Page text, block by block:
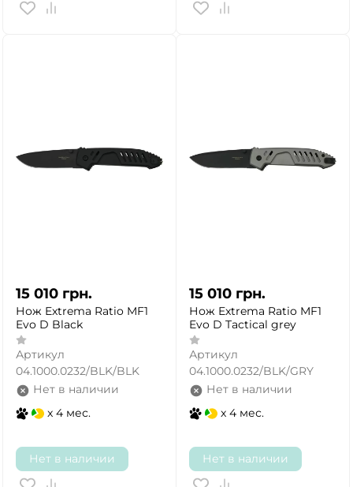
15 010 грн.
Нож Extrema Ratio MF1
Evo D Black
Артикул
04.1000.0232/BLK/BLK
Нет в наличии
x 4 мес.
Нет в наличии
15 010 грн.
Нож Extrema Ratio MF1
Evo D Tactical grey
Артикул
04.1000.0232/BLK/GRY
Нет в наличии
x 4 мес.
Нет в наличии